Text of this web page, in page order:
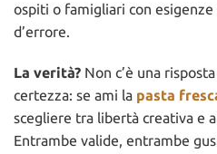
ospiti o famigliari con
d’errore.
La verità? Non c’è una
certezza: se ami la pasta
scegliere tra libertà creativa e
Entrambe valide, entrambe